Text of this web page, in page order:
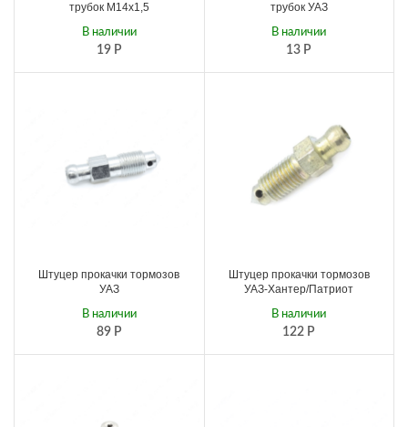
трубок М14х1,5
19 Р
В наличии
трубок УАЗ
13 Р
В наличии
Штуцер прокачки тормозов
УАЗ
89 Р
В наличии
Штуцер прокачки тормозов
УАЗ-Хантер/Патриот
122 Р
В наличии